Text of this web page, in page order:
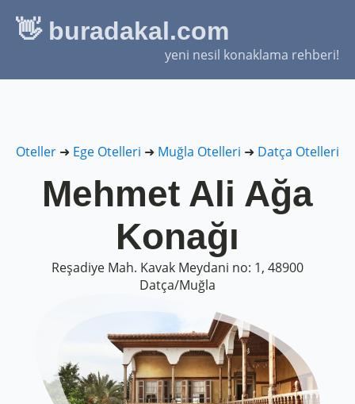
👋 buradakal.com
yeni nesil konaklama rehberi!
Oteller ➜ Ege Otelleri ➜ Muğla Otelleri ➜ Datça Otelleri
Mehmet Ali Ağa
Konağı
Reşadiye Mah. Kavak Meydani no: 1, 48900
Datça/Muğla